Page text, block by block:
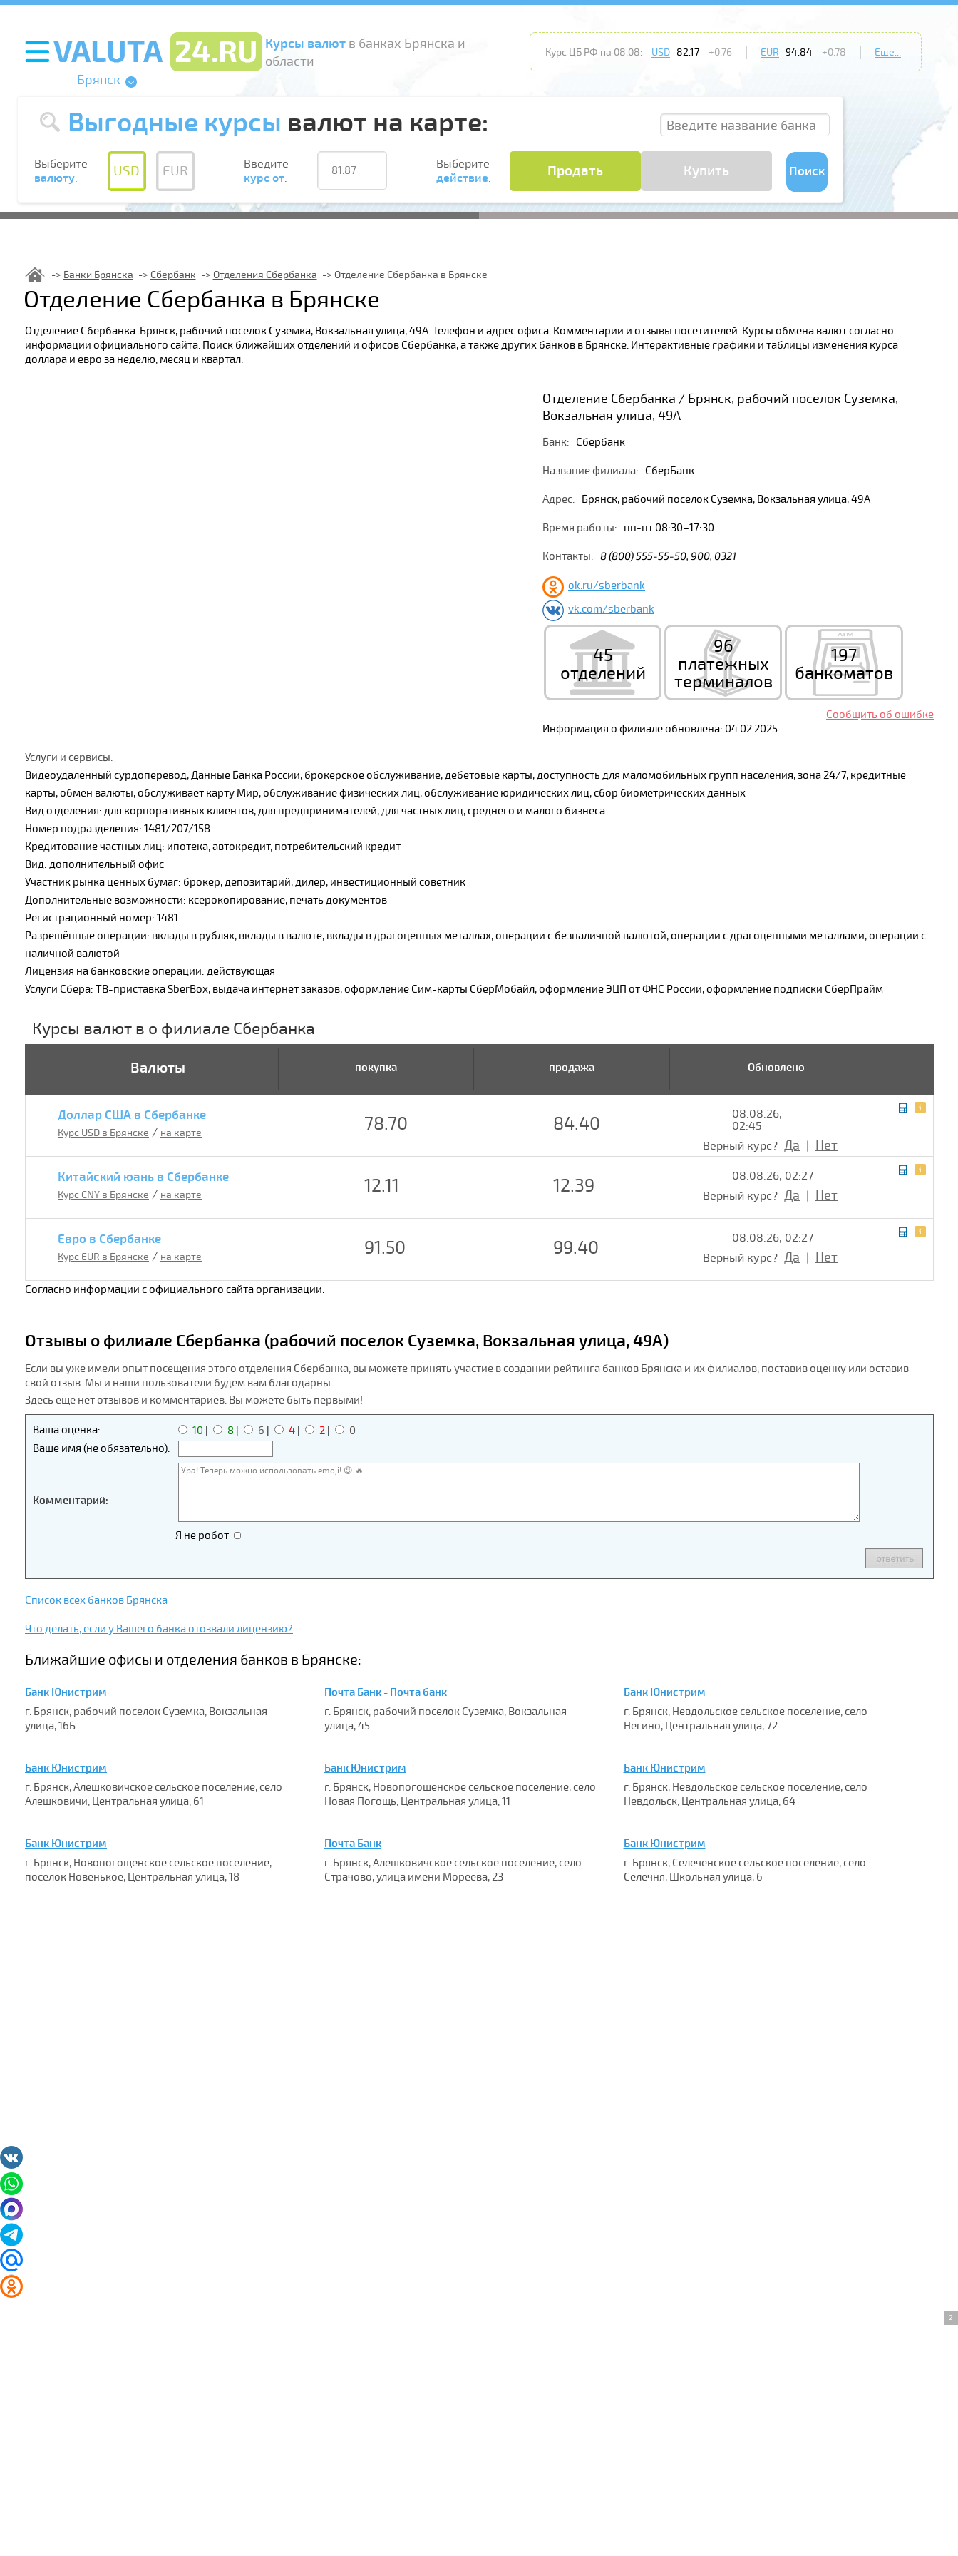
Курсы валютв банках Брянска и
области
Брянск
Курс ЦБ РФ на 08.08: USD 82.17 +0.76 EUR 94.84 +0.78 Еще...
Выгодные курсы валют на карте:
Выберите
валюту: USD EUR
Введите
курс от:
Выберите
действие: Продать Купить Поиск
Банки Брянска Сбербанк Отделения Сбербанка Отделение Сбербанка в Брянске
Отделение Сбербанка в Брянске
Отделение Сбербанка. Брянск, рабочий поселок Суземка, Вокзальная улица, 49А. Телефон и адрес офиса. Комментарии и отзывы посетителей. Курсы обмена валют согласно
информации официального сайта. Поиск ближайших отделений и офисов Сбербанка, а также других банков в Брянске. Интерактивные графики и таблицы изменения курса
доллара и евро за неделю, месяц и квартал.
Отделение Сбербанка / Брянск, рабочий поселок Суземка,
Вокзальная улица, 49А
Банк: Сбербанк
Название филиала: СберБанк
Адрес: Брянск, рабочий поселок Суземка, Вокзальная улица, 49А
Время работы: пн-пт 08:30–17:30
Контакты: 8 (800) 555-55-50, 900, 0321
ok.ru/sberbank
vk.com/sberbank
45
отделений
96
платежных
терминалов
197
банкоматов
Сообщить об ошибке
Информация о филиале обновлена: 04.02.2025
Услуги и сервисы:
Видеоудаленный сурдоперевод, Данные Банка России, брокерское обслуживание, дебетовые карты, доступность для маломобильных групп населения, зона 24/7, кредитные
карты, обмен валюты, обслуживает карту Мир, обслуживание физических лиц, обслуживание юридических лиц, сбор биометрических данных
Вид отделения: для корпоративных клиентов, для предпринимателей, для частных лиц, среднего и малого бизнеса
Номер подразделения: 1481/207/158
Кредитование частных лиц: ипотека, автокредит, потребительский кредит
Вид: дополнительный офис
Участник рынка ценных бумаг: брокер, депозитарий, дилер, инвестиционный советник
Дополнительные возможности: ксерокопирование, печать документов
Регистрационный номер: 1481
Разрешённые операции: вклады в рублях, вклады в валюте, вклады в драгоценных металлах, операции с безналичной валютой, операции с драгоценными металлами, операции с
наличной валютой
Лицензия на банковские операции: действующая
Услуги Сбера: ТВ-приставка SberBox, выдача интернет заказов, оформление Сим-карты СберМобайл, оформление ЭЦП от ФНС России, оформление подписки СберПрайм
Курсы валют в о филиале Сбербанка
Валюты покупка продажа Обновлено
Доллар США в Сбербанке
Курс USD в Брянске / на карте 78.70 84.40
08.08.26,
02:45
Верный курс? Да Нет
Китайский юань в Сбербанке
Курс CNY в Брянске / на карте 12.11 12.39
08.08.26, 02:27
Верный курс? Да Нет
Евро в Сбербанке
Курс EUR в Брянске / на карте 91.50 99.40
08.08.26, 02:27
Верный курс? Да Нет
Согласно информации с официального сайта организации.
Отзывы о филиале Сбербанка (рабочий поселок Суземка, Вокзальная улица, 49А)
Если вы уже имели опыт посещения этого отделения Сбербанка, вы можете принять участие в создании рейтинга банков Брянска и их филиалов, поставив оценку или оставив
свой отзыв. Мы и наши пользователи будем вам благодарны.
Здесь еще нет отзывов и комментариев. Вы можете быть первыми!
Ваша оценка: 10 8 6 4 2
0
Ваше имя (не обязательно):
Комментарий:
Я не робот
Список всех банков Брянска
Что делать, если у Вашего банка отозвали лицензию?
Ближайшие офисы и отделения банков в Брянске:
Банк Юнистрим
г. Брянск, рабочий поселок Суземка, Вокзальная
улица, 16Б
Почта Банк - Почта банк
г. Брянск, рабочий поселок Суземка, Вокзальная
улица, 45
Банк Юнистрим
г. Брянск, Невдольское сельское поселение, село
Негино, Центральная улица, 72
Банк Юнистрим
г. Брянск, Алешковичское сельское поселение, село
Алешковичи, Центральная улица, 61
Банк Юнистрим
г. Брянск, Новопогощенское сельское поселение, село
Новая Погощь, Центральная улица, 11
Банк Юнистрим
г. Брянск, Невдольское сельское поселение, село
Невдольск, Центральная улица, 64
Банк Юнистрим
г. Брянск, Новопогощенское сельское поселение,
поселок Новенькое, Центральная улица, 18
Почта Банк
г. Брянск, Алешковичское сельское поселение, село
Страчово, улица имени Мореева, 23
Банк Юнистрим
г. Брянск, Селеченское сельское поселение, село
Селечня, Школьная улица, 6
1